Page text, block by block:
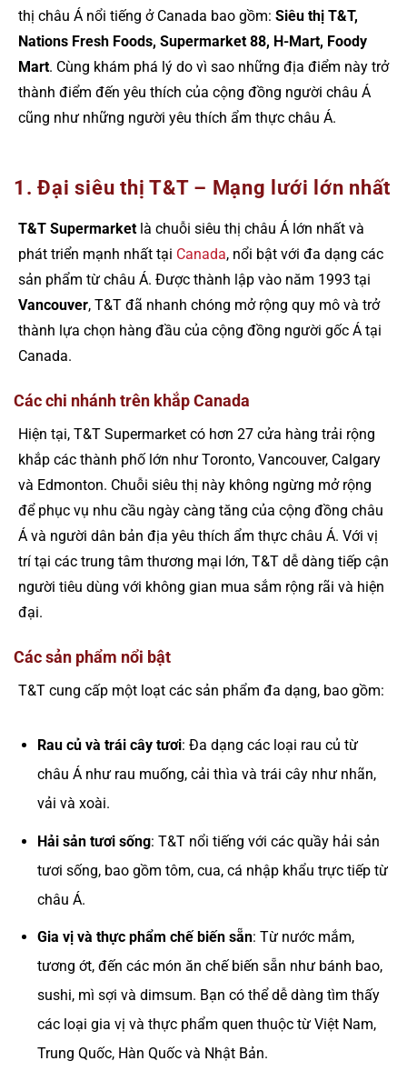
thị châu Á nổi tiếng ở Canada bao gồm: Siêu thị T&T,
Nations Fresh Foods, Supermarket 88, H-Mart, Foody
Mart. Cùng khám phá lý do vì sao những địa điểm này trở
thành điểm đến yêu thích của cộng đồng người châu Á
cũng như những người yêu thích ẩm thực châu Á.
1. Đại siêu thị T&T – Mạng lưới lớn nhất
T&T Supermarket là chuỗi siêu thị châu Á lớn nhất và
phát triển mạnh nhất tại Canada, nổi bật với đa dạng các
sản phẩm từ châu Á. Được thành lập vào năm 1993 tại
Vancouver, T&T đã nhanh chóng mở rộng quy mô và trở
thành lựa chọn hàng đầu của cộng đồng người gốc Á tại
Canada.
Các chi nhánh trên khắp Canada
Hiện tại, T&T Supermarket có hơn 27 cửa hàng trải rộng
khắp các thành phố lớn như Toronto, Vancouver, Calgary
và Edmonton. Chuỗi siêu thị này không ngừng mở rộng
để phục vụ nhu cầu ngày càng tăng của cộng đồng châu
Á và người dân bản địa yêu thích ẩm thực châu Á. Với vị
trí tại các trung tâm thương mại lớn, T&T dễ dàng tiếp cận
người tiêu dùng với không gian mua sắm rộng rãi và hiện
đại.
Các sản phẩm nổi bật
T&T cung cấp một loạt các sản phẩm đa dạng, bao gồm:
Rau củ và trái cây tươi: Đa dạng các loại rau củ từ
châu Á như rau muống, cải thìa và trái cây như nhãn,
vải và xoài.
Hải sản tươi sống: T&T nổi tiếng với các quầy hải sản
tươi sống, bao gồm tôm, cua, cá nhập khẩu trực tiếp từ
châu Á.
Gia vị và thực phẩm chế biến sẵn: Từ nước mắm,
tương ớt, đến các món ăn chế biến sẵn như bánh bao,
sushi, mì sợi và dimsum. Bạn có thể dễ dàng tìm thấy
các loại gia vị và thực phẩm quen thuộc từ Việt Nam,
Trung Quốc, Hàn Quốc và Nhật Bản.